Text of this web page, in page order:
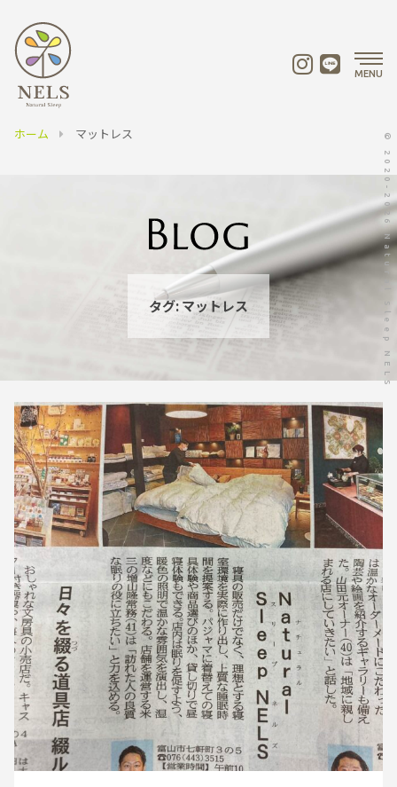
MENU
ホーム マットレス
タグ:マットレス © 2020-2026 Natural Sleep NELS